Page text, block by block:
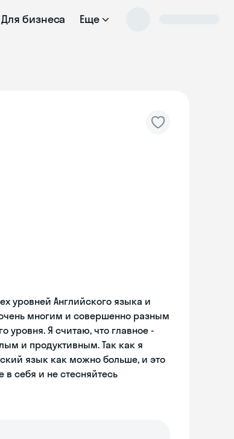
Для бизнеса Еще
уровней Английского языка и
многим и совершенно разным
уровня. Я считаю, что главное -
и продуктивным. Так как я
язык как можно больше, и это
себя и не стесняйтесь